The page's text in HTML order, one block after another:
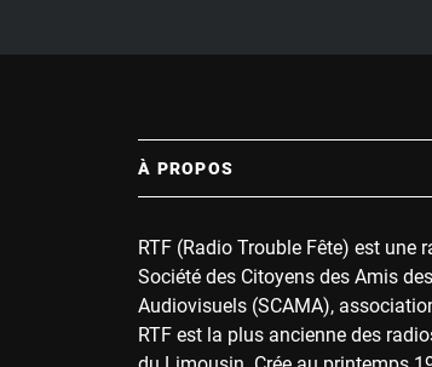
À PROPOS
RTF (Radio Trouble Fête) est une
Société des Citoyens des Amis
Audiovisuels (SCAMA),
RTF est la plus ancienne des